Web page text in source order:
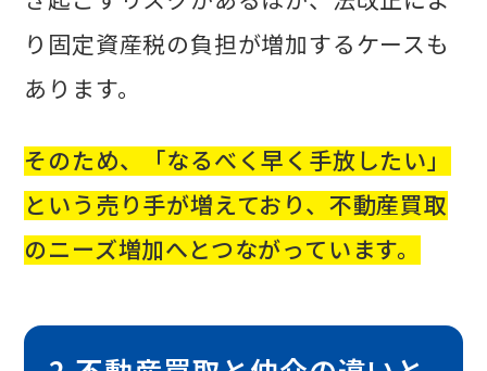
り固定資産税の負担が増加するケースも
あります。
そのため、「なるべく早く手放したい」
という売り手が増えており、不動産買取
のニーズ増加へとつながっています。